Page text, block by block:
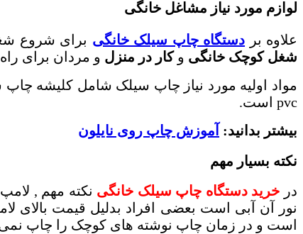
لوازم مورد نیاز مشاغل خانگی
علاوه بر دستگاه چاپ سیلک خانگی برای شروع
شغل کوچک خانگی وکار در منزل و مردان برای
مواد اولیه مورد نیاز چاپ سیلک شامل کلیشه
pvc است.
بیشتر بدانید: آموزش چاپ روی نایلون
نکته بسیار مهم
در خرید دستگاه چاپ سیلک خانگی نکته مهم ,
نور آن آبی است بعضی افراد بدلیل قیمت بالای
است و در زمان چاپ نوشته های کوچک را چاپ